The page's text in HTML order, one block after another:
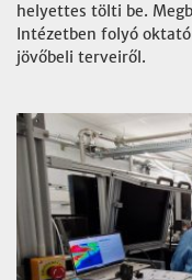
helyettes tölti be.
Intézetben folyó
jövőbeli terveiről.